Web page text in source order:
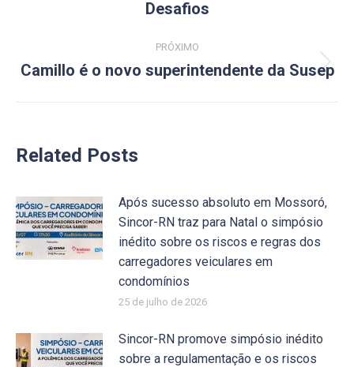
anterior:
Desafios
PRÓXIMO
Próximo
Camillo é o novo superintendente da Susep
Related Posts
Após sucesso absoluto em Mossoró,
Sincor-RN traz para Natal o simpósio
inédito sobre os riscos e regras dos
carregadores veiculares em
condomínios
25 de julho de 2026
Sincor-RN promove simpósio inédito
sobre a regulamentação e os riscos